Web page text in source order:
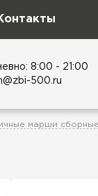
8:00 - 21:00
500.ru
марши